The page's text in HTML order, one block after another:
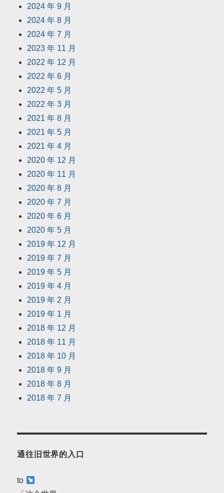
2024 年 9 月
2024 年 8 月
2024 年 7 月
2023 年 11 月
2022 年 12 月
2022 年 6 月
2022 年 5 月
2022 年 3 月
2021 年 8 月
2021 年 5 月
2021 年 4 月
2020 年 12 月
2020 年 11 月
2020 年 8 月
2020 年 7 月
2020 年 6 月
2020 年 5 月
2019 年 12 月
2019 年 7 月
2019 年 5 月
2019 年 4 月
2019 年 2 月
2019 年 1 月
2018 年 12 月
2018 年 11 月
2018 年 10 月
2018 年 9 月
2018 年 8 月
2018 年 7 月
通往旧世界的入口
to